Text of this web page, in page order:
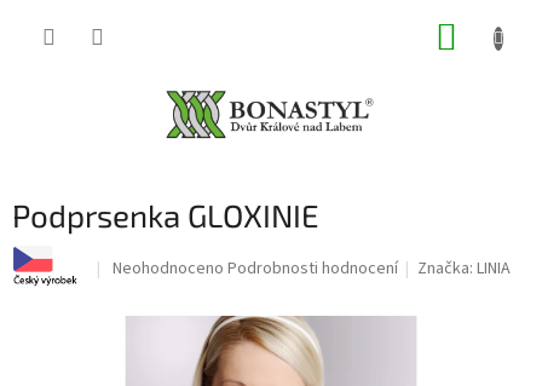
Podprsenka GLOXINIE
Průměrné
produktu
Neohodnoceno Podrobnosti hodnocení Značka:LINIA